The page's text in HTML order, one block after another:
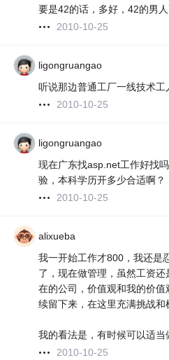
要是42的话，多好，42的男
2010-10-25
ligongruangao
听说那边普通工厂一线技术
2010-10-25
ligongruangao
现在广东找asp.net工作好找
验，本科学历开多少合适啊？
2010-10-25
alixueba
我一开始工作才800，我还是
了，现在做管理，虽然工资
在的公司，价值观和我的价
续留下来，在这里充满挑战和
我的看法是，有时候可以适当
2010-10-25